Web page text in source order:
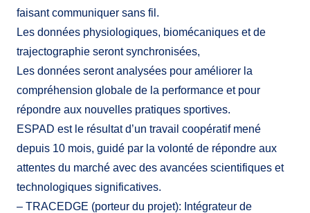
faisant communiquer sans fil.
Les données physiologiques, biomécaniques et de
trajectographie seront synchronisées,
Les données seront analysées pour améliorer la
compréhension globale de la performance et pour
répondre aux nouvelles pratiques sportives.
ESPAD est le résultat d’un travail coopératif mené
depuis 10 mois, guidé par la volonté de répondre aux
attentes du marché avec des avancées scientifiques et
technologiques significatives.
– TRACEDGE (porteur du projet): Intégrateur de